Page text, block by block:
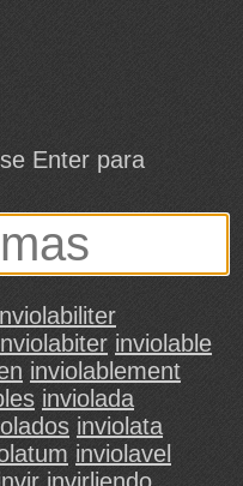
Enter para
inviolable
inviolablement
inviolada
inviolata
inviolavel